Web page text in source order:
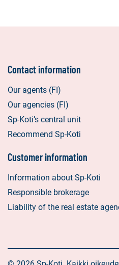
Contact information
Our agents (FI)
Our agencies (FI)
Sp-Koti’s central unit
Recommend Sp-Koti
Customer information
Information about Sp-Koti
Responsible brokerage
Liability of the real estate